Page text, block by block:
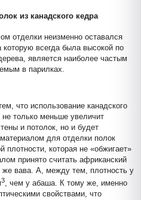
из канадского кедра
отделки неизменно оставался
которую всегда была высокой по
является наиболее частым
в парилках.
что использование канадского
только меньше увеличит
и потолок, но и будет
для отделки полок
плотности, которая не «обжигает»
принято считать африканский
вава. А, между тем, плотность у
3, чем у абаша. К тому же, именно
свойствами, что